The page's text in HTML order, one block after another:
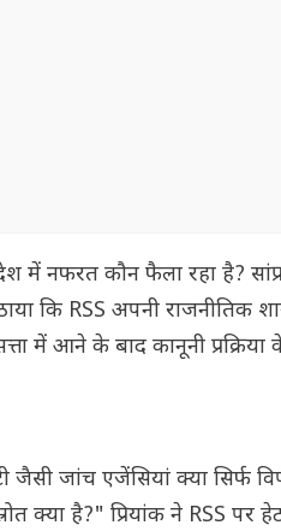
में नफरत कौन फैला रहा है?
कि RSS अपनी राजनीतिक
में आने के बाद कानूनी
जांच एजेंसियां क्या सिर्फ
क्या है?" प्रियांक ने RSS पर